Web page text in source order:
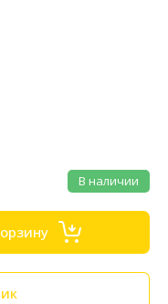
В наличии